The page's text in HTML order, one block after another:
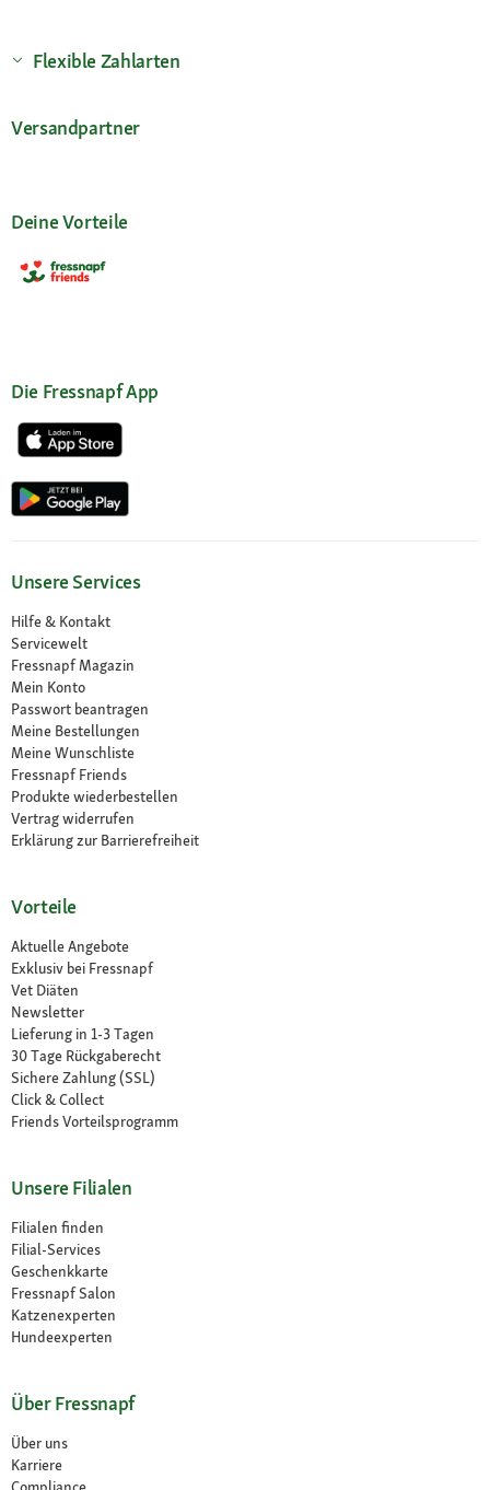
Flexible Zahlarten
Versandpartner
Deine Vorteile
Die Fressnapf App
Unsere Services
Hilfe & Kontakt
Servicewelt
Fressnapf Magazin
Mein Konto
Passwort beantragen
Meine Bestellungen
Meine Wunschliste
Fressnapf Friends
Produkte wiederbestellen
Vertrag widerrufen
Erklärung zur Barrierefreiheit
Vorteile
Aktuelle Angebote
Exklusiv bei Fressnapf
Vet Diäten
Newsletter
Lieferung in 1-3 Tagen
30 Tage Rückgaberecht
Sichere Zahlung (SSL)
Click & Collect
Friends Vorteilsprogramm
Unsere Filialen
Filialen finden
Filial-Services
Geschenkkarte
Fressnapf Salon
Katzenexperten
Hundeexperten
Über Fressnapf
Über uns
Karriere